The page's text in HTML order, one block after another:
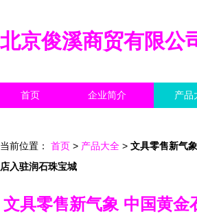
北京俊溪商贸有限公
首页 企业简介 产品
当前位置： 首页 > 产品大全 > 文具零售新气
店入驻润石珠宝城
文具零售新气象 中国黄金